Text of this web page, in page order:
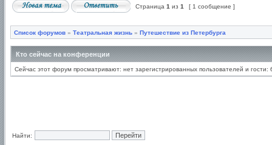
Страница 1 из 1 [ 1 сообщение ]
Список форумов » Театральная жизнь » Путешествие из Петербурга
Кто сейчас на конференции
Сейчас этот форум просматривают: нет зарегистрированных пользователей и гости:
Найти: